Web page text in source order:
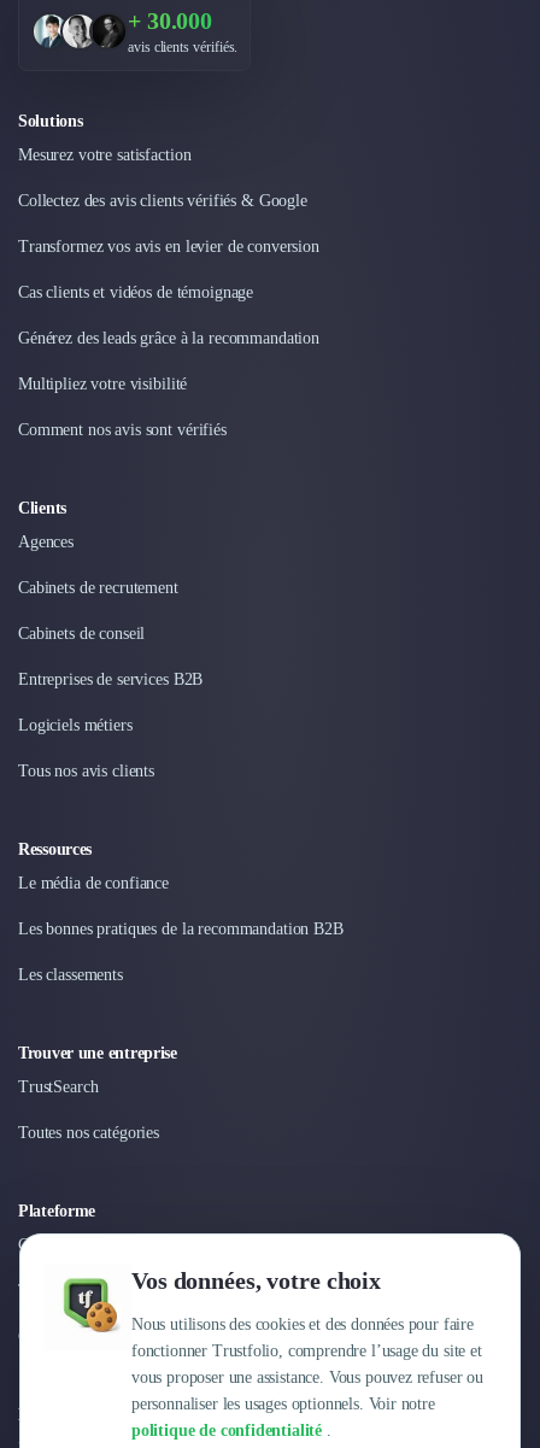
Vos données, votre choix
Nous utilisons des cookies et des données pour faire
fonctionner Trustfolio, comprendre l’usage du site et
vous proposer une assistance. Vous pouvez refuser ou
personnaliser les usages optionnels. Voir notre
politique de confidentialité .
+ 30.000
avis clients vérifiés.
Solutions
Mesurez votre satisfaction
Collectez des avis clients vérifiés & Google
Transformez vos avis en levier de conversion
Cas clients et vidéos de témoignage
Générez des leads grâce à la recommandation
Multipliez votre visibilité
Comment nos avis sont vérifiés
Clients
Agences
Cabinets de recrutement
Cabinets de conseil
Entreprises de services B2B
Logiciels métiers
Tous nos avis clients
Ressources
Le média de confiance
Les bonnes pratiques de la recommandation B2B
Les classements
Trouver une entreprise
TrustSearch
Toutes nos catégories
Plateforme
Connexion
Tarifs
Centre d'aide
Entreprise